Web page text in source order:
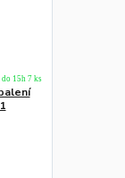
15h 7 ks